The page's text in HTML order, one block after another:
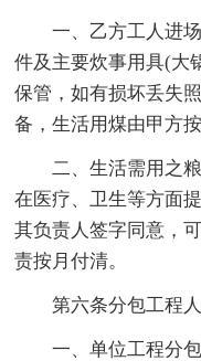
一、乙方工人进
件及主要炊事用具(大
保管，如有损坏丢失
备，生活用煤由甲方按
二、生活需用之
在医疗、卫生等方面
其负责人签字同意，
责按月付清。
第六条分包工程
一、单位工程分